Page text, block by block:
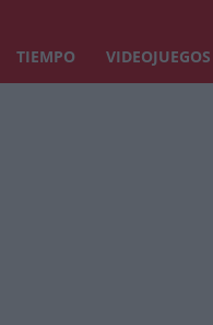
TIEMPO VIDEOJUEGOS